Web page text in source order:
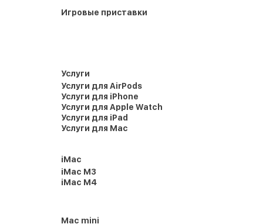
Игровые приставки
Услуги
Услуги для AirPods
Услуги для iPhone
Услуги для Apple Watch
Услуги для iPad
Услуги для Mac
iMac
iMac M3
iMac M4
Mac mini